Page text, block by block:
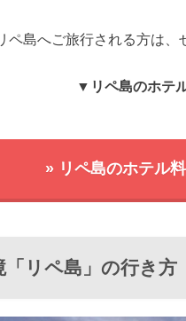
ペ島へご旅行される方は、
▼リペ島のホテ
» リペ島のホテル
リペ島」の行き方